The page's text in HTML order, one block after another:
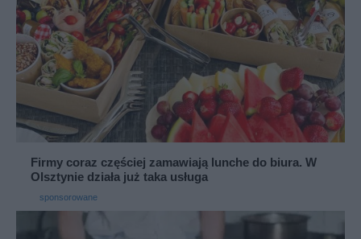
Firmy coraz częściej zamawiają lunche do biura. W
Olsztynie działa już taka usługa
sponsorowane